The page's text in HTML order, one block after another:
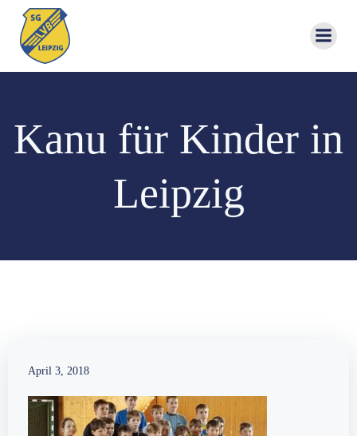
Kanu für Kinder in
Leipzig
April 3, 2018